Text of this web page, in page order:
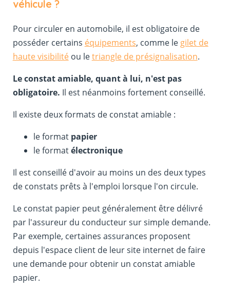
véhicule ?
Pour circuler en automobile, il est obligatoire de
posséder certains équipements, comme le gilet de
haute visibilitéou letriangle de présignalisation.
Le constat amiable, quant à lui, n'est pas
obligatoire. Il est néanmoins fortement conseillé.
Il existe deux formats de constat amiable :
le format papier
le formatélectronique
Il est conseillé d'avoir au moins un des deux types
de constats prêts à l'emploi lorsque l'on circule.
Le constat papier peut généralement être délivré
par l'assureur du conducteur sur simple demande.
Par exemple, certaines assurances proposent
depuis l'espace client de leur site internet de faire
une demande pour obtenir un constat amiable
papier.